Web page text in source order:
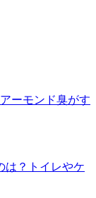
ーモンド臭がす
は？トイレやケ